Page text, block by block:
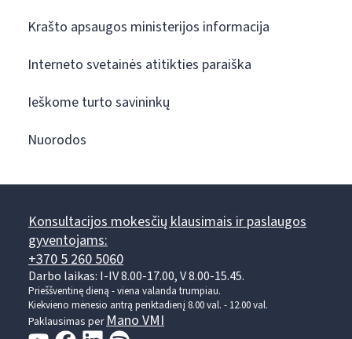
Krašto apsaugos ministerijos informacija
Interneto svetainės atitikties paraiška
Ieškome turto savininkų
Nuorodos
Konsultacijos mokesčių klausimais ir paslaugos
gyventojams:
+370 5 260 5060
Darbo laikas: I-IV 8.00-17.00, V 8.00-15.45.
Prieššventinę dieną - viena valanda trumpiau.
Kiekvieno mėnesio antrą penktadienį 8.00 val. - 12.00 val.
Paklausimas perMano VMI